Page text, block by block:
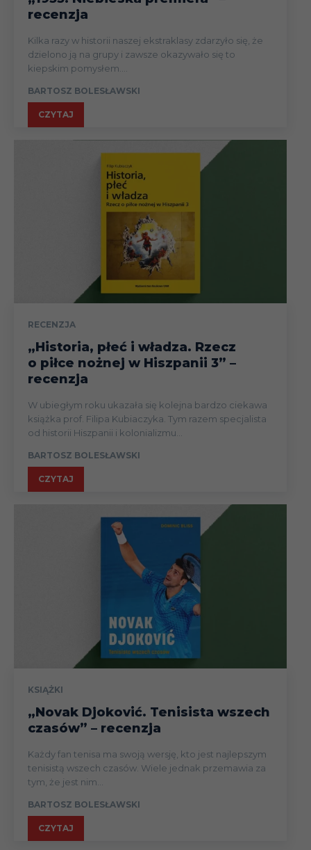
recenzja
Kilka razy w historii naszej ekstraklasy zdarzyło się, że
dzielono ją na grupy i zawsze okazywało się to
kiepskim pomysłem....
BARTOSZ BOLESŁAWSKI
CZYTAJ
RECENZJA
„Historia, płeć i władza. Rzecz
o piłce nożnej w Hiszpanii 3” –
recenzja
W ubiegłym roku ukazała się kolejna bardzo ciekawa
książka prof. Filipa Kubiaczyka. Tym razem specjalista
od historii Hiszpanii i kolonializmu...
BARTOSZ BOLESŁAWSKI
CZYTAJ
KSIĄŻKI
„Novak Djoković. Tenisista wszech
czasów” – recenzja
Każdy fan tenisa ma swoją wersję, kto jest najlepszym
tenisistą wszech czasów. Wiele jednak przemawia za
tym, że jest nim...
BARTOSZ BOLESŁAWSKI
CZYTAJ